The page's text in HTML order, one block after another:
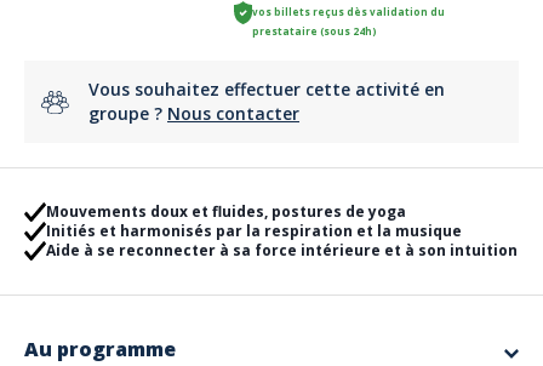
vos billets reçus dès validation du
prestataire (sous 24h)
Vous souhaitez effectuer cette activité en
groupe ? Nous contacter
Mouvements doux et fluides, postures de yoga
Initiés et harmonisés par la respiration et la musique
Aide à se reconnecter à sa force intérieure et à son intuition
Au programme